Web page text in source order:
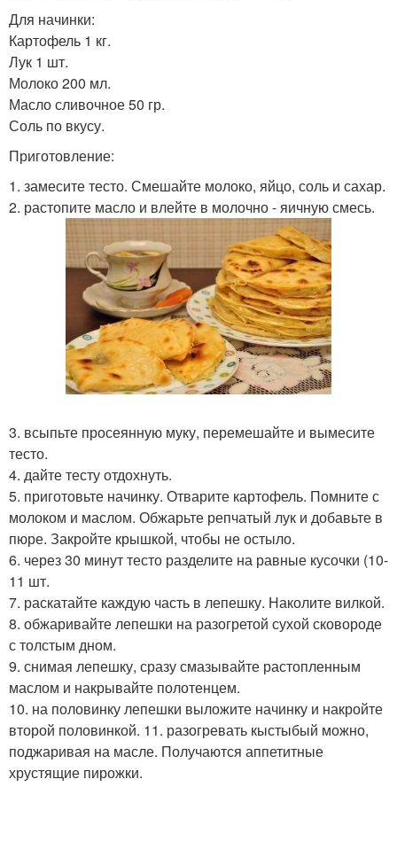
Для начинки:
Картофель 1 кг.
Лук 1 шт.
Молоко 200 мл.
Масло сливочное 50 гр.
Соль по вкусу.
Приготовление:
1. замесите тесто. Смешайте молоко, яйцо, соль и сахар.
2. растопите масло и влейте в молочно - яичную смесь.
3. всыпьте просеянную муку, перемешайте и вымесите
тесто.
4. дайте тесту отдохнуть.
5. приготовьте начинку. Отварите картофель. Помните с
молоком и маслом. Обжарьте репчатый лук и добавьте в
пюре. Закройте крышкой, чтобы не остыло.
6. через 30 минут тесто разделите на равные кусочки (10-
11 шт.
7. раскатайте каждую часть в лепешку. Наколите вилкой.
8. обжаривайте лепешки на разогретой сухой сковороде
с толстым дном.
9. снимая лепешку, сразу смазывайте растопленным
маслом и накрывайте полотенцем.
10. на половинку лепешки выложите начинку и накройте
второй половинкой. 11. разогревать кыстыбый можно,
поджаривая на масле. Получаются аппетитные
хрустящие пирожки.